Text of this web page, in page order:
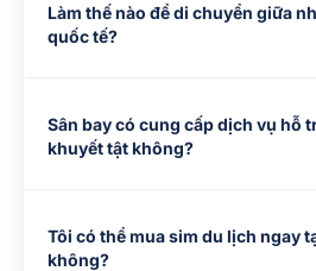
Làm thế nào để di chuyển giữa
quốc tế?
Sân bay có cung cấp dịch vụ hỗ
khuyết tật không?
Tôi có thể mua sim du lịch ngay
không?